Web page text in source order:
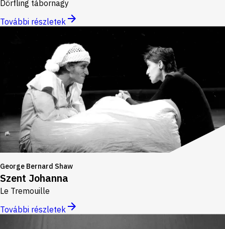
Dörfling tábornagy
További részletek
George Bernard Shaw
Szent Johanna
Le Tremouille
További részletek